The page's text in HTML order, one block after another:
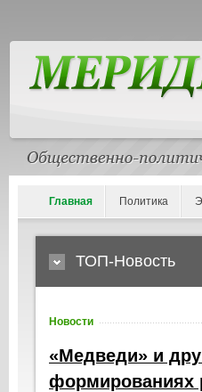
Главная Политика
ТОП-Новость
Новости
«Медведи» и
формированиях